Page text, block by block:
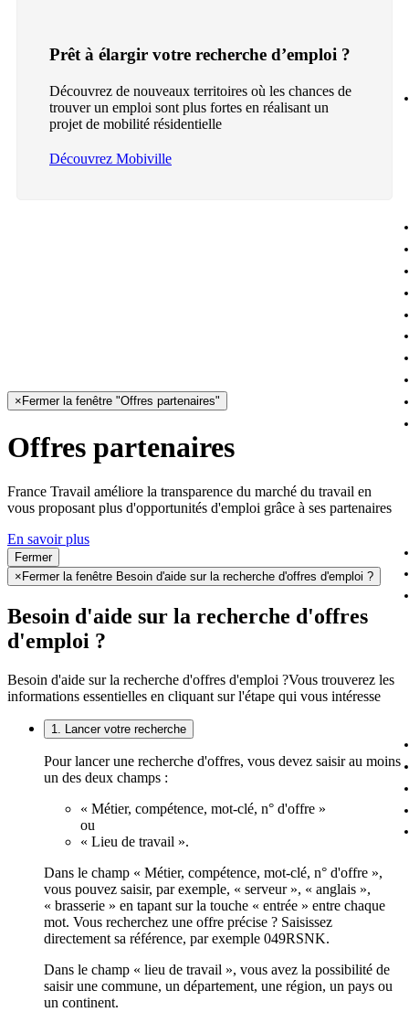
Prêt à élargir votre recherche d’emploi ?
Découvrez de nouveaux territoires où les chances de
trouver un emploi sont plus fortes en réalisant un
projet de mobilité résidentielle
Découvrez Mobiville
× Fermer la fenêtre "Offres partenaires"
Offres partenaires
France Travail améliore la transparence du marché du travail en
vous proposant plus d'opportunités d'emploi grâce à ses partenaires
En savoir plus
Fermer
× Fermer la fenêtre Besoin d'aide sur la recherche d'offres d'emploi ?
Besoin d'aide sur la recherche d'offres
d'emploi ?
Besoin d'aide sur la recherche d'offres d'emploi ?Vous trouverez les
informations essentielles en cliquant sur l'étape qui vous intéresse
1. Lancer votre recherche
Pour lancer une recherche d'offres, vous devez saisir au moins
un des deux champs :
« Métier, compétence, mot-clé, n° d'offre »
ou
« Lieu de travail ».
Dans le champ « Métier, compétence, mot-clé, n° d'offre »,
vous pouvez saisir, par exemple, « serveur », « anglais »,
« brasserie » en tapant sur la touche « entrée » entre chaque
mot. Vous recherchez une offre précise ? Saisissez
directement sa référence, par exemple 049RSNK.
Dans le champ « lieu de travail », vous avez la possibilité de
saisir une commune, un département, une région, un pays ou
un continent.